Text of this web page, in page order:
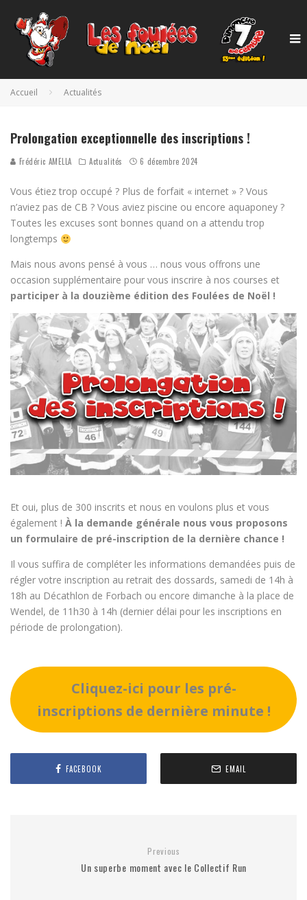
Accueil Actualités
Prolongation exceptionnelle des inscriptions !
Frédéric AMELLA Actualités 6 décembre 2024
Vous étiez trop occupé ? Plus de forfait « internet » ? Vous
n’aviez pas de CB ? Vous aviez piscine ou encore aquaponey ?
Toutes les excuses sont bonnes quand on a attendu trop
longtemps
Mais nous avons pensé à vous … nous vous offrons une
occasion supplémentaire pour vous inscrire à nos courses et
participer à la douzième édition des Foulées de Noël !
Et oui, plus de 300 inscrits et nous en voulons plus et vous
également ! À la demande générale nous vous proposons
un formulaire de pré-inscription de la dernière chance !
Il vous suffira de compléter les informations demandées puis de
régler votre inscription au retrait des dossards, samedi de 14h à
18h au Décathlon de Forbach ou encore dimanche à la place de
Wendel, de 11h30 à 14h (dernier délai pour les inscriptions en
période de prolongation).
Cliquez-ici pour les pré-
inscriptions de dernière minute !
FACEBOOK EMAIL
Previous
Un superbe moment avec le Collectif Run